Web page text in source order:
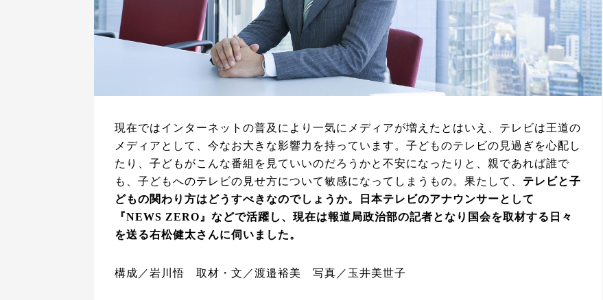
現在ではインターネットの普及により一気にメディアが増えたとはいえ、テレビは王道の
メディアとして、今なお大きな影響力を持っています。子どものテレビの見過ぎを心配し
たり、子どもがこんな番組を見ていいのだろうかと不安になったりと、親であれば誰で
も、子どもへのテレビの見せ方について敏感になってしまうもの。果たして、 テレビと子
どもの関わり方はどうすべきなのでしょうか。日本テレビのアナウンサーとして
『NEWS ZERO』などで活躍し、現在は報道局政治部の記者となり国会を取材する日々
を送る右松健太さんに伺いました。
構成／岩川悟 取材・文／渡邉裕美 写真／玉井美世子